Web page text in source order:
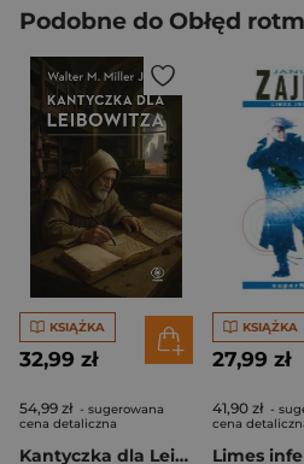
Podobne do Obłęd
KSIĄŻKA
32,99 zł
54,99 zł - sugerowana
cena detaliczna
Kantyczka dla Leibowitza
KSIĄŻKA
27,99 zł
41,90 zł -
cena
Limes